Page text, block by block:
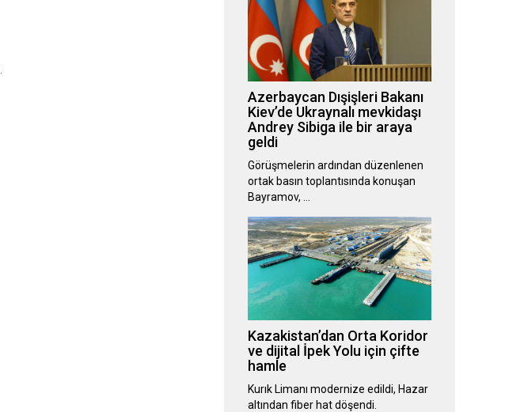
Azerbaycan Dışişleri Bakanı
Kiev’de Ukraynalı mevkidaşı
Andrey Sibiga ile bir araya
geldi
Görüşmelerin ardından düzenlenen
ortak basın toplantısında konuşan
Bayramov, …
Kazakistan’dan Orta Koridor
ve dijital İpek Yolu için çifte
hamle
Kurık Limanı modernize edildi, Hazar
altından fiber hat döşendi.